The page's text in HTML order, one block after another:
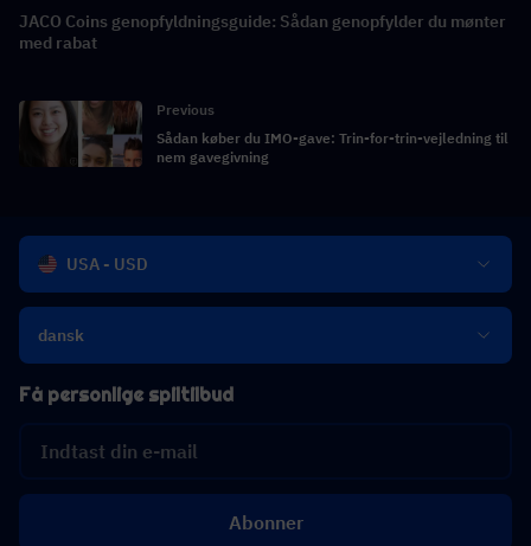
JACO Coins genopfyldningsguide: Sådan genopfylder du mønter
med rabat
Previous
Sådan køber du IMO-gave: Trin-for-trin-vejledning til
nem gavegivning
USA - USD
dansk
Få personlige spiltilbud
Abonner